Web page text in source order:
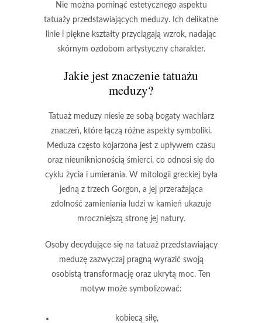
Nie można pominąć estetycznego aspektu
tatuaży przedstawiających meduzy. Ich delikatne
linie i piękne kształty przyciągają wzrok, nadając
skórnym ozdobom artystyczny charakter.
Jakie jest znaczenie tatuażu
meduzy?
Tatuaż meduzyniesie ze sobą bogaty wachlarz
znaczeń, które łączą różne aspekty symboliki.
Meduza często kojarzona jest z upływem czasu
oraz nieuniknionością śmierci, co odnosi się do
cyklu życia i umierania. W mitologii greckiej była
jedną z trzech Gorgon, a jej przerażająca
zdolność zamieniania ludzi w kamień ukazuje
mroczniejszą stronę jej natury.
Osoby decydujące się na tatuaż przedstawiający
meduzę zazwyczaj pragną wyrazić swoją
osobistą transformację oraz ukrytą moc. Ten
motyw może symbolizować:
kobiecą siłę,